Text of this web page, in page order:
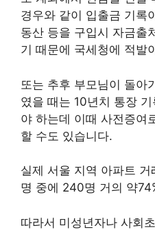
경우와 같이 입출금 기록
동산 등을 구입시 자금출
기 때문에 국세청에 적발
또는 추후 부모님이 돌아
였을 때는 10년치 통장
야 하는데 이때 사전증여
할 수도 있습니다.
실제 서울 지역 아파트
명 중에 240명 거의 약
따라서 미성년자나 사회